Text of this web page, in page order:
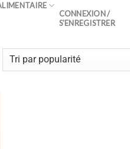
CONNEXION /
S’ENREGISTRER